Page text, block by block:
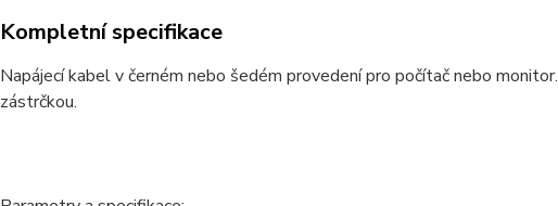
Kompletní specifikace
Napájecí kabel v černém nebo šedém provedení pro počítač nebo
zástrčkou.